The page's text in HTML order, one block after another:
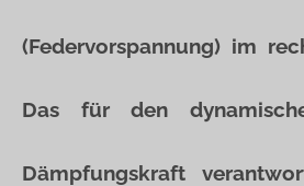
(Federvorspannung) im
Das für den
Dämpfungskraft